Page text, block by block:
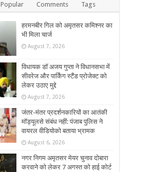
Popular Comments Tags
हरमनबीर गिल को अमृतसर कमिश्नर का
भी मिला चार्ज
August 7, 2026
विधायक डॉ अजय गुप्ता ने विधानसभा में
सीवरेज और पार्किंग स्टैंड प्रोजेक्ट को
लेकर उठाए मुद्दे
August 7, 2026
जंतर-मंतर प्रदर्शनकारियों का आतंकी
मॉड्यूलसे संबंध नहीं: पंजाब पुलिस ने
वायरल वीडियोको बताया भ्रामक
August 6, 2026
नगर निगम अमृतसर मेयर चुनाव दोबारा
करवाने को लेकर 7 अगस्त को हाई कोर्ट